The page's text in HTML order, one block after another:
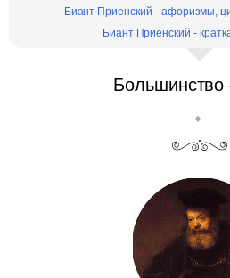
Биант Приенский - афоризмы,
Биант Приенский -